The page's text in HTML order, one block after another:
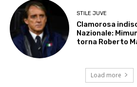
STILE JUVE
Clamorosa
Nazionale:
torna Roberto
Load more